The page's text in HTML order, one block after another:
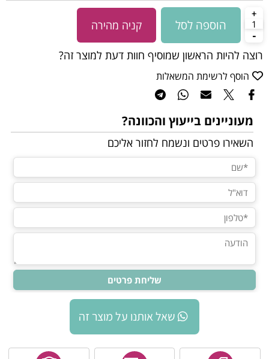
הוספה לסל קניה מהירה
רוצה להיות הראשון שמוסיף חוות דעת למוצר זה?
הוסף לרשימת המשאלות
מעוניינים בייעוץ והכוונה?
השאירו פרטים ונשמח לחזור אליכם
שאל אותנו על מוצר זה